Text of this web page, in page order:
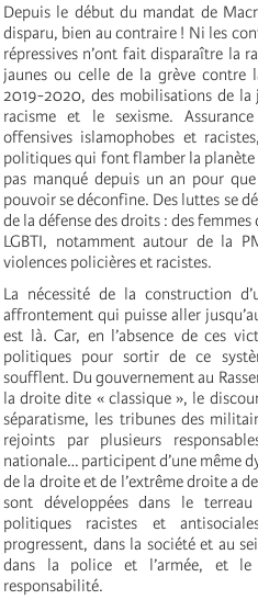
Depuis le début du mandat de
disparu, bien au contraire ! Ni les
répressives n’ont fait disparaître la
jaunes ou celle de la grève contre
2019-2020, des mobilisations de
racisme et le sexisme.
offensives islamophobes et
politiques qui font flamber la
pas manqué depuis un an pour
pouvoir se déconfine. Des luttes se
de la défense des droits : des
LGBTI, notamment autour de la
violences policières et racistes.
La nécessité de la construction
affrontement qui puisse aller
est là. Car, en l’absence de ces
politiques pour sortir de ce
soufflent. Du gouvernement au
la droite dite « classique », le
séparatisme, les tribunes des
rejoints par plusieurs
nationale… participent d’une même
de la droite et de l’extrême droite a
sont développées dans le
politiques racistes et
progressent, dans la société et au
dans la police et l’armée, et
responsabilité.